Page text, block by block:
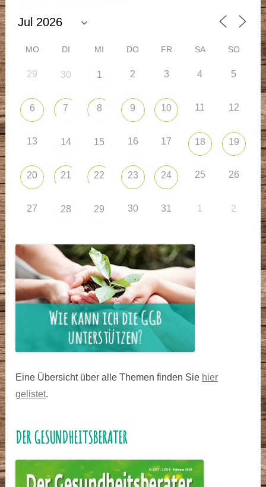
MO DI MI DO FR SA SO
29 30 1 2 3 4 5
6 7 8 9 10 11 12
13 14 15 16 17 18 19
20 21 22 23 24 25 26
27 28 29 30 31 1 2
Eine Übersicht über alle Themen finden Sie hier
gelistet.
DER GESUNDHEITSBERATER